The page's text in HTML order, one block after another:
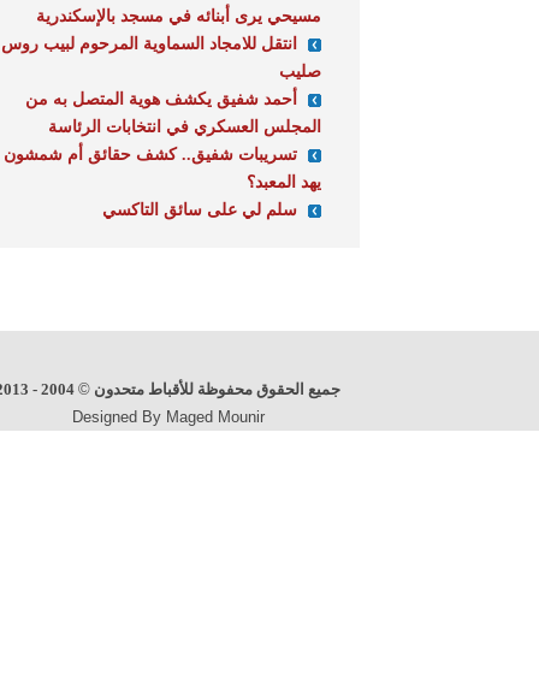
مسيحي يرى أبنائه في مسجد بالإسكندرية
انتقل للامجاد السماوية المرحوم لبيب روس
صليب
أحمد شفيق يكشف هوية المتصل به من
المجلس العسكري في انتخابات الرئاسة
تسريبات شفيق.. كشف حقائق أم شمشون
يهد المعبد؟
سلم لي على سائق التاكسي
جميع الحقوق محفوظة للأقباط متحدون©
2004 - 2013
Designed By Maged Mounir